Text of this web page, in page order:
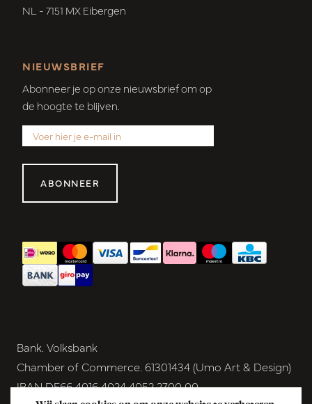
NL - 7151 MX Eibergen
NIEUWSBRIEF
Abonneer je op onze nieuwsbrief om op
de hoogte te blijven.
ABONNEER
Bank. Volksbank
Chamber of Commerce. 61301434 (Umo Art & Design)
IBAN DE66 4016 4024 4052 2700 00